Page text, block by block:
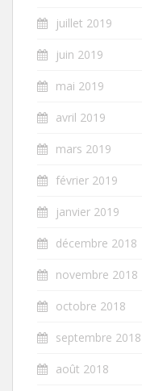
juillet 2019
juin 2019
mai 2019
avril 2019
mars 2019
février 2019
janvier 2019
décembre 2018
novembre 2018
octobre 2018
septembre 2018
août 2018